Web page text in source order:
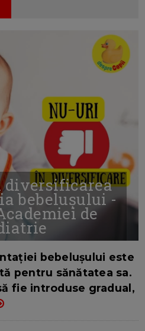
diversificarea
bebelușului -
de
bebelușului este
pentru sănătatea sa.
fie introduse gradual,